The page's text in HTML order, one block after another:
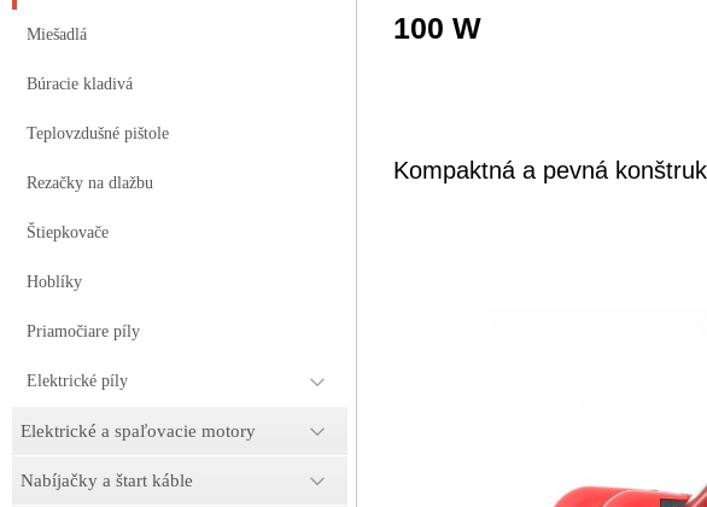
Miešadlá
Búracie kladivá
Teplovzdušné pištole
Rezačky na dlažbu
Štiepkovače
Hoblíky
Priamočiare píly
Elektrické píly
Elektrické a spaľovacie motory
Nabíjačky a štart káble
100 W
Kompaktná a pevná